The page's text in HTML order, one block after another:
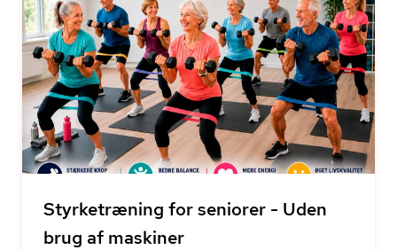
Styrketræning for seniorer - Uden
brug af maskiner